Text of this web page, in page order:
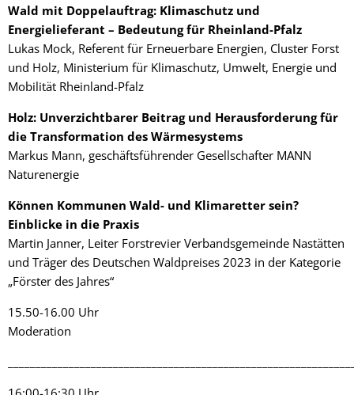
Wald mit Doppelauftrag: Klimaschutz und
Energielieferant – Bedeutung für Rheinland-Pfalz
Lukas Mock, Referent für Erneuerbare Energien, Cluster Forst
und Holz, Ministerium für Klimaschutz, Umwelt, Energie und
Mobilität Rheinland-Pfalz
Holz: Unverzichtbarer Beitrag und Herausforderung für
die Transformation des Wärmesystems
Markus Mann, geschäftsführender Gesellschafter MANN
Naturenergie
Können Kommunen Wald- und Klimaretter sein?
Einblicke in die Praxis
Martin Janner, Leiter Forstrevier Verbandsgemeinde Nastätten
und Träger des Deutschen Waldpreises 2023 in der Kategorie
„Förster des Jahres“
15.50-16.00 Uhr
Moderation